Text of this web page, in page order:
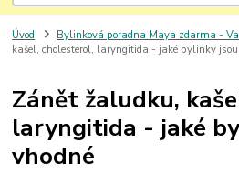
Úvod Bylinková poradna Maya zdarma -
kašel, cholesterol, laryngitida - jaké bylinky jsou
Zánět žaludku,
laryngitida - jaké
vhodné